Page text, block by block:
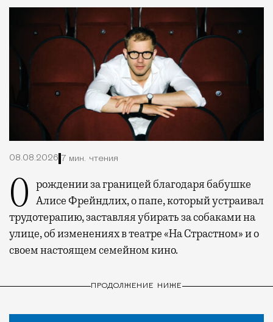
08.08.2026 7 мин. чтения
О рождении за границей благодаря бабушке Алисе Фрейндлих, о папе, который устраивал
трудотерапию, заставляя убирать за собаками на
улице, об изменениях в театре «На Страстном» и о
своем настоящем семейном кино.
ПРОДОЛЖЕНИЕ НИЖЕ